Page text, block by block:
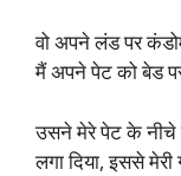
वो अपने लंड पर
मैं अपने पेट को बेड
उसने मेरे पेट के नीचे
लगा दिया, इससे